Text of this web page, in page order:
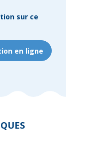
sur ce
en ligne